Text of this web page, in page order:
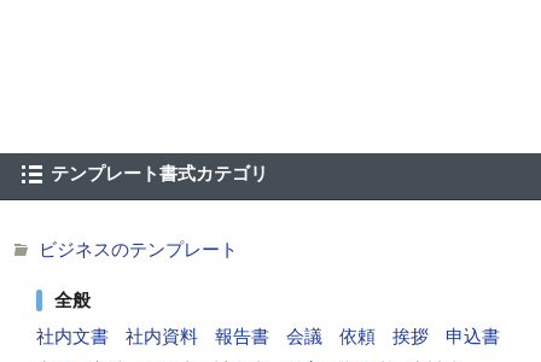
テンプレート書式カテゴリ
ビジネスのテンプレート
全般
社内文書
社内資料 報告書 会議 依頼 挨拶
申込書